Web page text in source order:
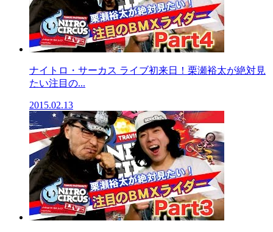
ナイトロ・サーカス ライブ初来日！栗瀬裕太が絶対見
たい注目の...
2015.02.13